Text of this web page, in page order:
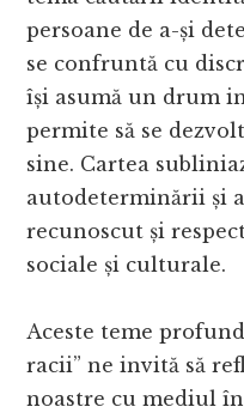
persoane de a-și
se confruntă cu
își asumă un drum
permite să se
sine. Cartea
autodeterminării și
recunoscut și
sociale și culturale.
Aceste teme
racii” ne invită să
noastre cu mediul